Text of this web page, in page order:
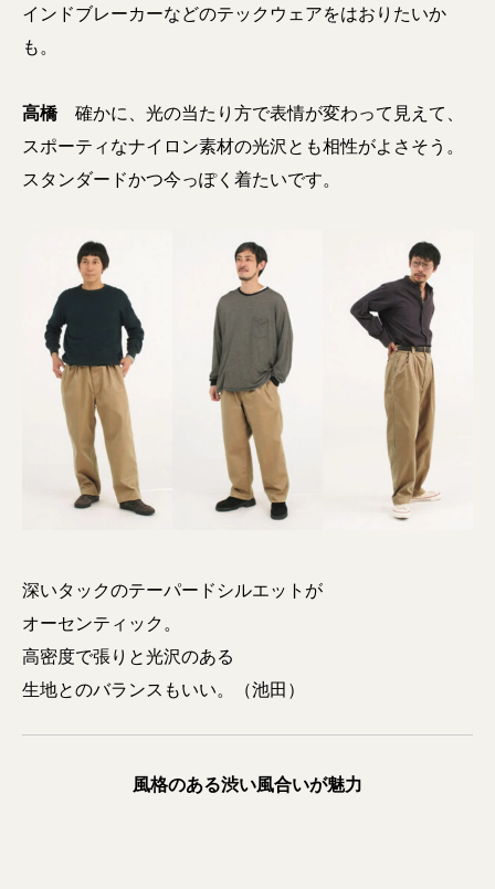
インドブレーカーなどのテックウェアをはおりたいか
も 。
高橋確かに、 光の当たり方で表情が変わって見えて、
スポーティなナイロン素材の光沢とも相性がよさそう 。
スタンダードかつ今っぽく着たいです。
深いタックのテーパードシルエットが
オーセンティック。
高密度で張りと光沢のある
生地とのバランスもいい。（池田）
風格のある渋い風合いが魅力